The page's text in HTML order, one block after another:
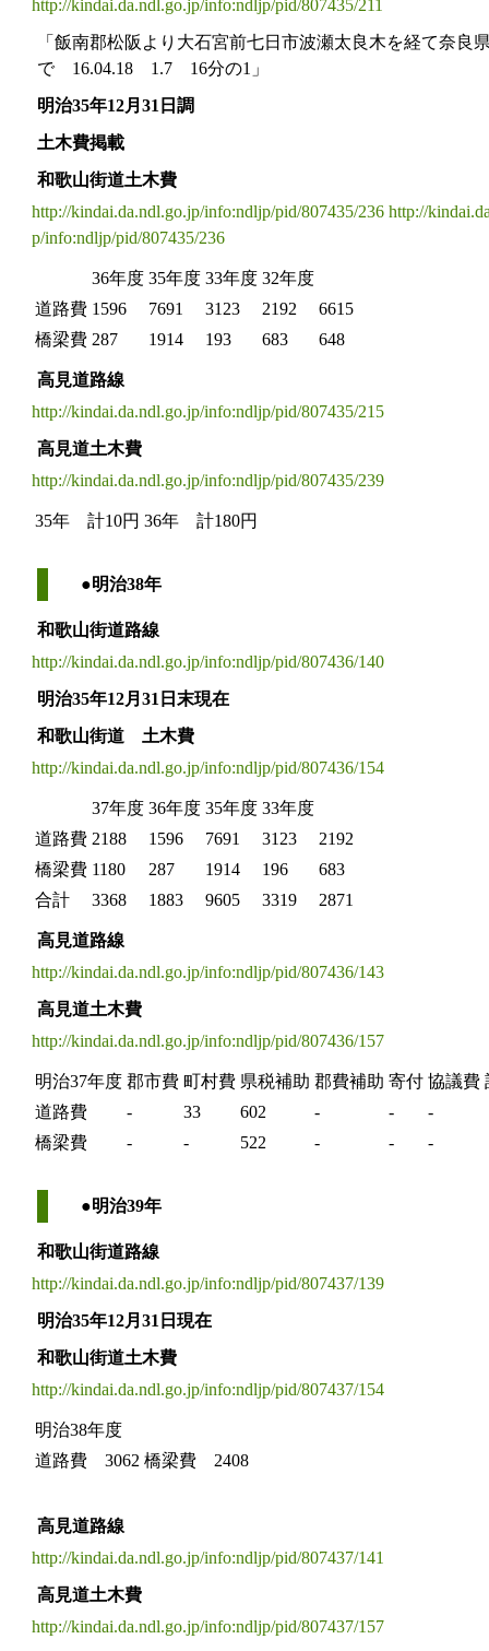
http://kindai.da.ndl.go.jp/info:ndljp/pid/807435/211
「飯南郡松阪より大石宮前七日市波瀬太良木を経て奈良
で 16.04.18 1.7 16分の1」
明治35年12月31日調
土木費掲載
和歌山街道土木費
http://kindai.da.ndl.go.jp/info:ndljp/pid/807435/236 http://
p/info:ndljp/pid/807435/236
36年度 35年度 33年度 32年度
道路費 1596 7691 3123 2192
6615
橋梁費 287 1914 193 683 648
高見道路線
http://kindai.da.ndl.go.jp/info:ndljp/pid/807435/215
高見道土木費
http://kindai.da.ndl.go.jp/info:ndljp/pid/807435/239
35年 計10円 36年 計180円
●明治38年
和歌山街道路線
http://kindai.da.ndl.go.jp/info:ndljp/pid/807436/140
明治35年12月31日末現在
和歌山街道 土木費
http://kindai.da.ndl.go.jp/info:ndljp/pid/807436/154
37年度 36年度 35年度 33年度
道路費 2188 1596 7691 3123
2192
橋梁費 1180 287 1914 196
683
合計
3368 1883 9605 3319 2871
高見道路線
http://kindai.da.ndl.go.jp/info:ndljp/pid/807436/143
高見道土木費
http://kindai.da.ndl.go.jp/info:ndljp/pid/807436/157
明治37年度 郡市費 町村費 県税補助 郡費補助 寄付 協議費
道路費
- 33 602 - -
-
橋梁費
- - 522 - - -
●明治39年
和歌山街道路線
http://kindai.da.ndl.go.jp/info:ndljp/pid/807437/139
明治35年12月31日現在
和歌山街道土木費
http://kindai.da.ndl.go.jp/info:ndljp/pid/807437/154
明治38年度
道路費 3062 橋梁費 2408
高見道路線
http://kindai.da.ndl.go.jp/info:ndljp/pid/807437/141
高見道土木費
http://kindai.da.ndl.go.jp/info:ndljp/pid/807437/157